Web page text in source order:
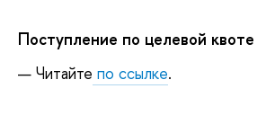
Поступление по целевой квоте
Читайте по ссылке.